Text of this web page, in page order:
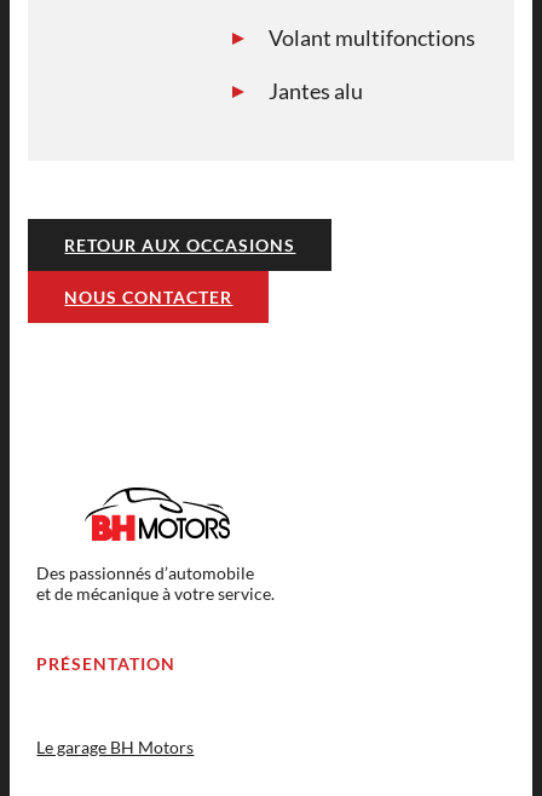
Volant multifonctions
Jantes alu
RETOUR AUX OCCASIONS
NOUS CONTACTER
Des passionnés d’automobile
et de mécanique à votre service.
PRÉSENTATION
Le garage BH Motors